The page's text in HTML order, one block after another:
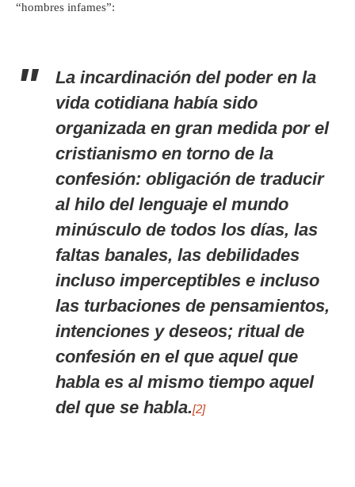
“hombres infames”:
La incardinación del poder en la
vida cotidiana había sido
organizada en gran medida por el
cristianismo en torno de la
confesión: obligación de traducir
al hilo del lenguaje el mundo
minúsculo de todos los días, las
faltas banales, las debilidades
incluso imperceptibles e incluso
las turbaciones de pensamientos,
intenciones y deseos; ritual de
confesión en el que aquel que
habla es al mismo tiempo aquel
del que se habla.[2]